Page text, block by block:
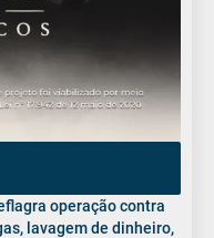
operação contra
lavagem de dinheiro,